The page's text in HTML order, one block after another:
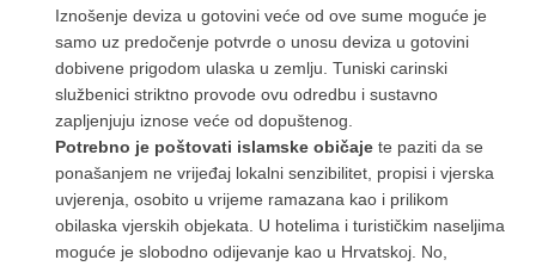
Iznošenje deviza u gotovini veće od ove sume moguće je
samo uz predočenje potvrde o unosu deviza u gotovini
dobivene prigodom ulaska u zemlju. Tuniski carinski
službenici striktno provode ovu odredbu i sustavno
zapljenjuju iznose veće od dopuštenog.
Potrebno je poštovati islamske običaje te paziti da se
ponašanjem ne vrijeđaj lokalni senzibilitet, propisi i vjerska
uvjerenja, osobito u vrijeme ramazana kao i prilikom
obilaska vjerskih objekata. U hotelima i turističkim naseljima
moguće je slobodno odijevanje kao u Hrvatskoj. No,